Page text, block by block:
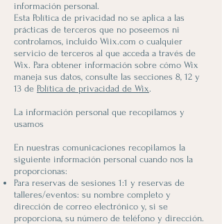
información personal.
Esta Política de privacidad no se aplica a las
prácticas de terceros que no poseemos ni
controlamos, incluido Wiix.com o cualquier
servicio de terceros al que acceda a través de
Wix. Para obtener información sobre cómo Wix
maneja sus datos, consulte las secciones 8, 12 y
13 de Política de privacidad de Wix.
La información personal que recopilamos y
usamos
En nuestras comunicaciones recopilamos la
siguiente información personal cuando nos la
proporcionas:
Para reservas de sesiones 1:1 y reservas de
talleres/eventos: su nombre completo y
dirección de correo electrónico y, si se
proporciona, su número de teléfono y dirección.